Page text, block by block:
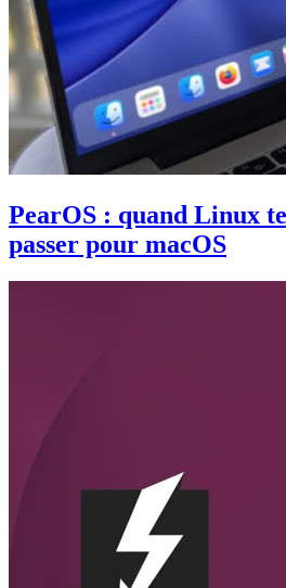
PearOS : quand Linux
passer pour macOS